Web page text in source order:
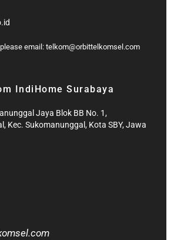
email: telkom@orbittelkomsel.com
IndiHome Surabaya
Jaya Blok BB No. 1,
Kec. Sukomanunggal, Kota SBY, Jawa